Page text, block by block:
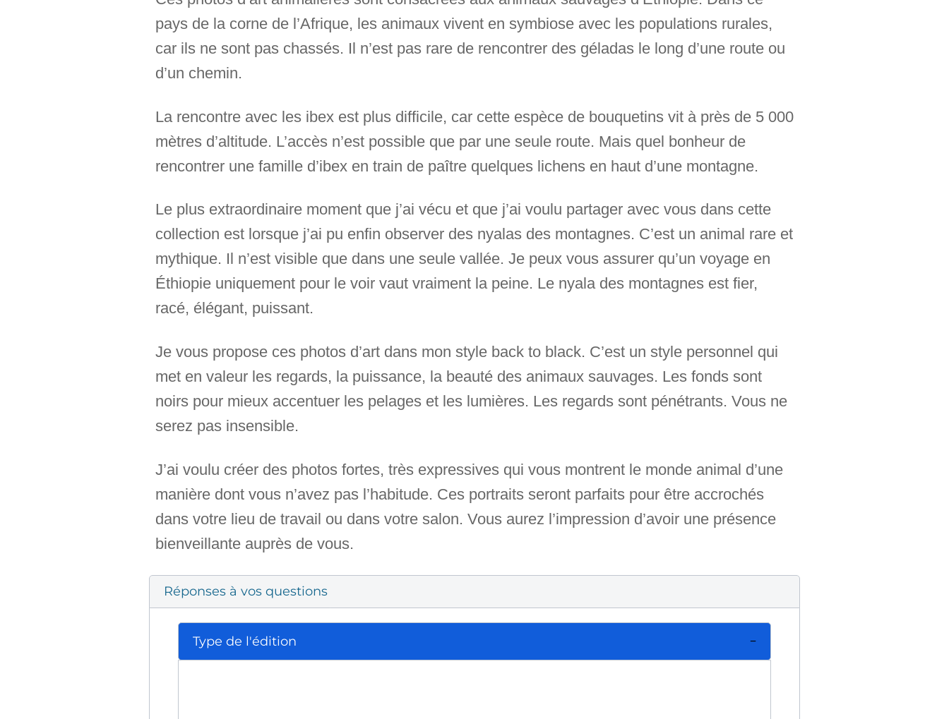
pays de la corne de l’Afrique, les animaux vivent en symbiose avec les populations rurales,
car ils ne sont pas chassés. Il n’est pas rare de rencontrer des géladas le long d’une route ou
d’un chemin.
La rencontre avec les ibex est plus difficile, car cette espèce de bouquetins vit à près de 5 000
mètres d’altitude. L’accès n’est possible que par une seule route. Mais quel bonheur de
rencontrer une famille d’ibex en train de paître quelques lichens en haut d’une montagne.
Le plus extraordinaire moment que j’ai vécu et que j’ai voulu partager avec vous dans cette
collection est lorsque j’ai pu enfin observer des nyalas des montagnes. C’est un animal rare et
mythique. Il n’est visible que dans une seule vallée. Je peux vous assurer qu’un voyage en
Éthiopie uniquement pour le voir vaut vraiment la peine. Le nyala des montagnes est fier,
racé, élégant, puissant.
Je vous propose ces photos d’art dans mon style back to black. C’est un style personnel qui
met en valeur les regards, la puissance, la beauté des animaux sauvages. Les fonds sont
noirs pour mieux accentuer les pelages et les lumières. Les regards sont pénétrants. Vous ne
serez pas insensible.
J’ai voulu créer des photos fortes, très expressives qui vous montrent le monde animal d’une
manière dont vous n’avez pas l’habitude. Ces portraits seront parfaits pour être accrochés
dans votre lieu de travail ou dans votre salon. Vous aurez l’impression d’avoir une présence
bienveillante auprès de vous.
Réponses à vos questions
Type de l'édition